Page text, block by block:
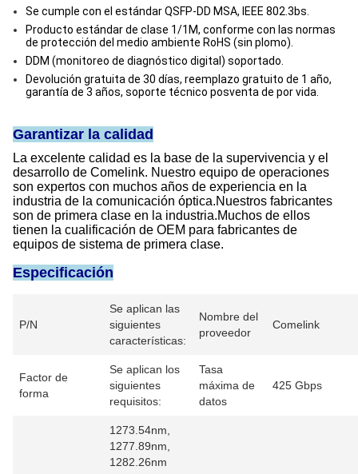
Se cumple con el estándar QSFP-DD MSA, IEEE 802.3bs.
Producto estándar de clase 1/1M, conforme con las normas
de protección del medio ambiente RoHS (sin plomo).
DDM (monitoreo de diagnóstico digital) soportado.
Devolución gratuita de 30 días, reemplazo gratuito de 1 año,
garantía de 3 años, soporte técnico posventa de por vida.
Garantizar la calidad
La excelente calidad es la base de la supervivencia y el
desarrollo de Comelink. Nuestro equipo de operaciones
son expertos con muchos años de experiencia en la
industria de la comunicación óptica.Nuestros fabricantes
son de primera clase en la industria.Muchos de ellos
tienen la cualificación de OEM para fabricantes de
equipos de sistema de primera clase.
Especificación
P/N
Se aplican las
siguientes
características:
Nombre del
proveedor
Comelink
Factor de
forma
Se aplican los
siguientes
requisitos:
Tasa
máxima de
datos
425 Gbps
1273.54nm,
1277.89nm,
1282.26nm